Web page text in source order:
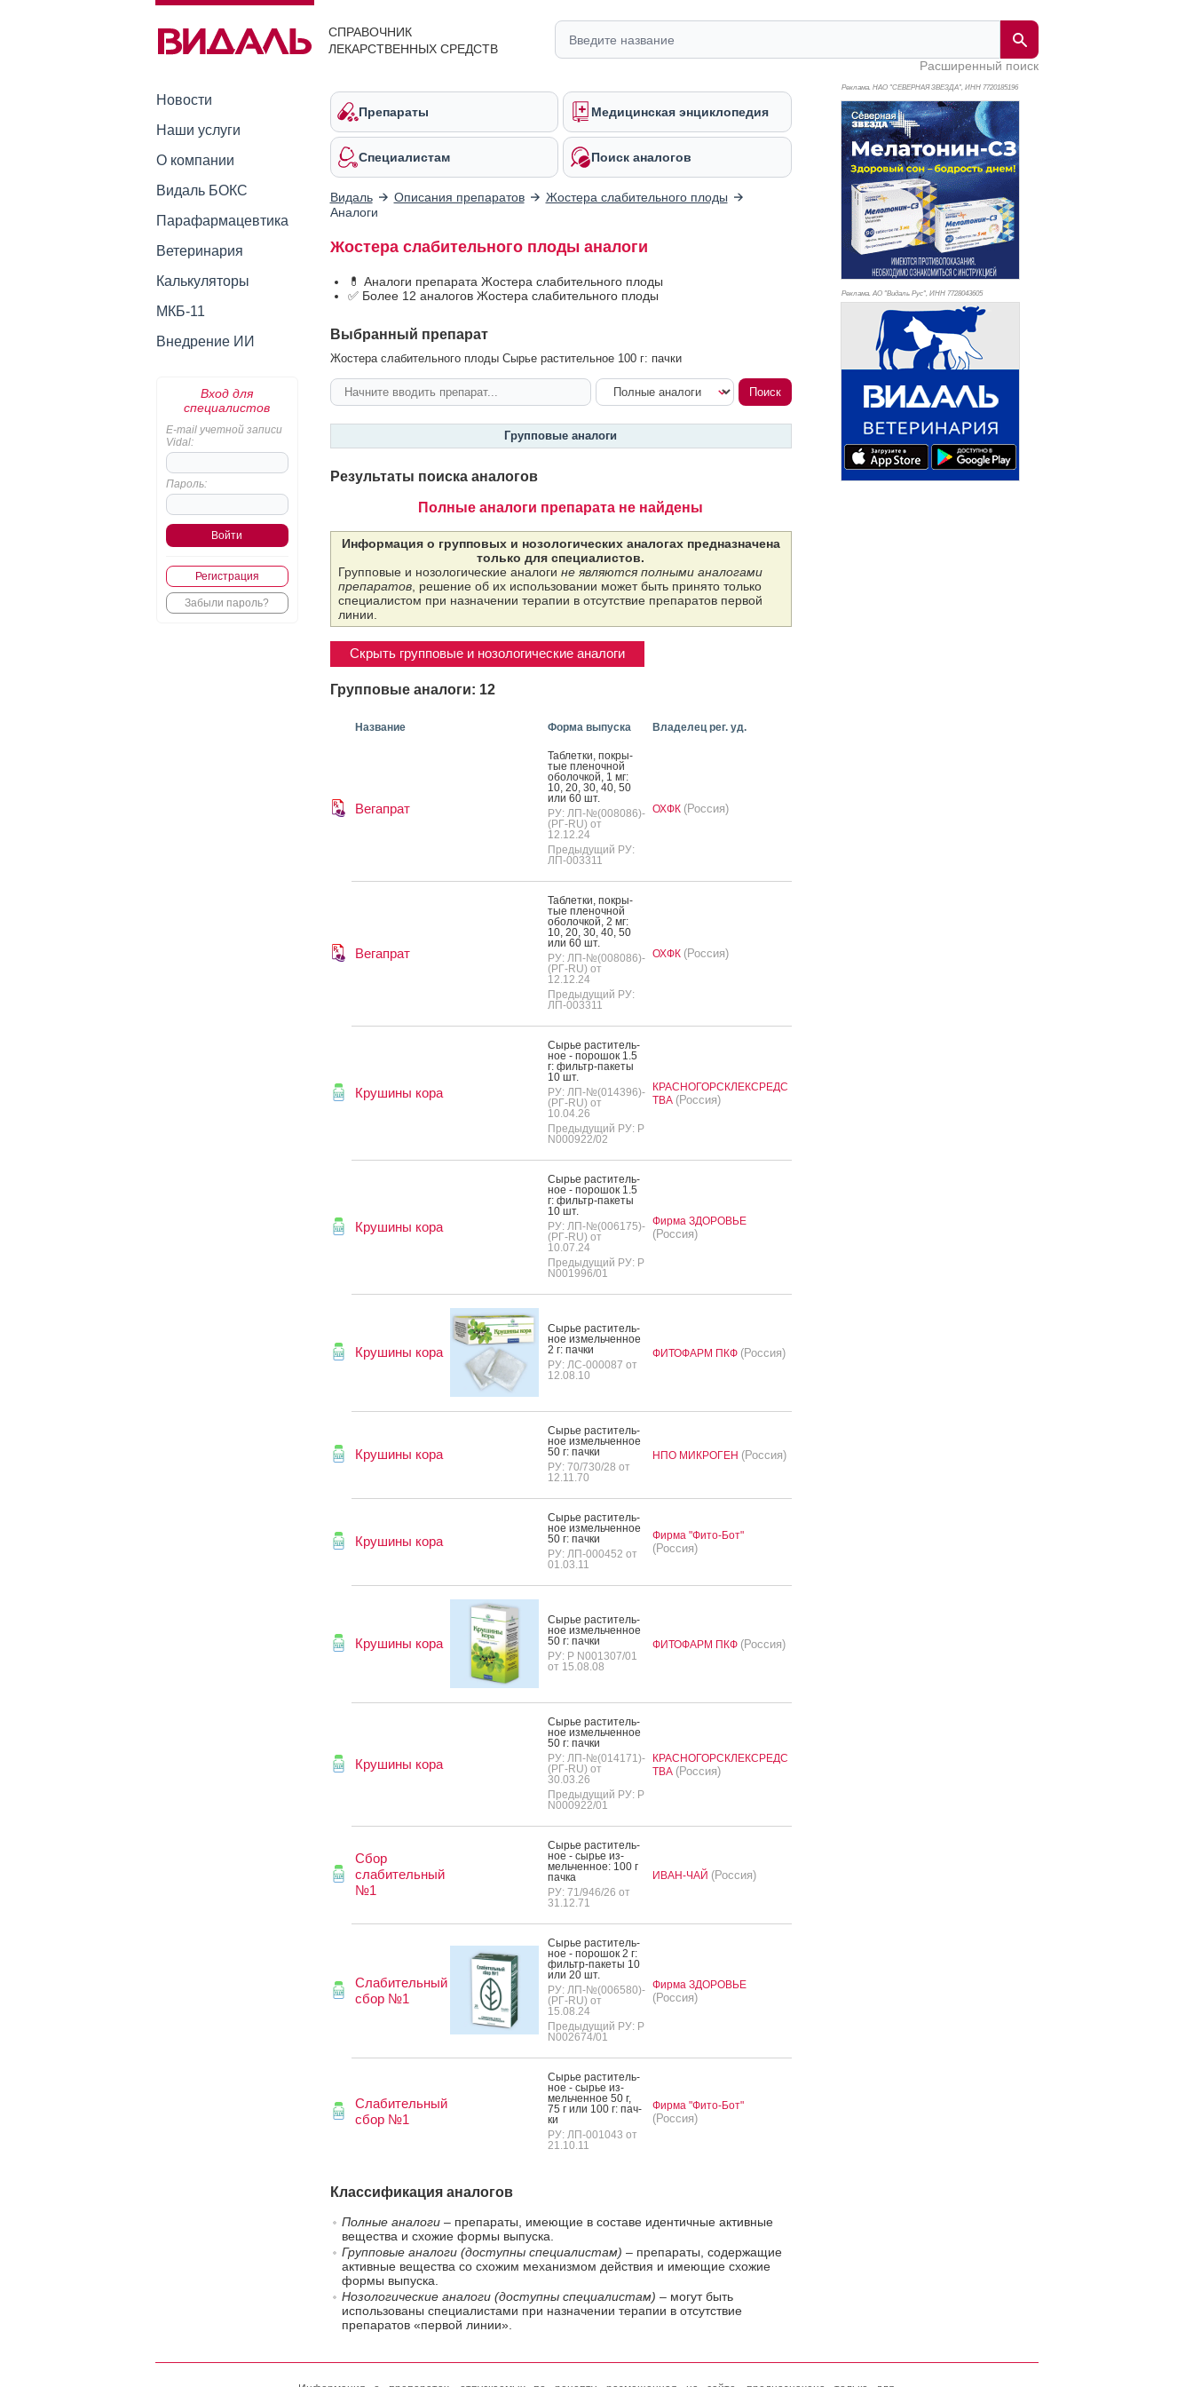
СПРАВОЧНИК
ЛЕКАРСТВЕННЫХ СРЕДСТВ
Расширенный поиск
Новости
Наши услуги
О компании
Видаль БОКС
Парафармацевтика
Ветеринария
Калькуляторы
МКБ-11
Внедрение ИИ
Вход для
специалистов
E-mail учетной записи
Vidal:
Пароль:
Регистрация
Забыли пароль?
Препараты Медицинская энциклопедия
Специалистам Поиск аналогов
Видаль Описания препаратов
Жостера слабительного плоды
Аналоги
Жостера слабительного плоды аналоги
💊 Аналоги препарата Жостера слабительного плоды
✅ Более 12 аналогов Жостера слабительного плоды
Выбранный препарат
Жостера слабительного плоды Сырье растительное 100 г: пачки
Групповые аналоги
Результаты поиска аналогов
Полные аналоги препарата не найдены
Информация о групповых и нозологических аналогах предназначена
только для специалистов.
Групповые и нозологические аналоги не являются полными аналогами
препаратов, решение об их использовании может быть принято только
специалистом при назначении терапии в отсутствие препаратов первой
линии.
Скрыть групповые и нозологические аналоги
Групповые аналоги: 12
Название Форма выпуска Владелец рег. уд.
Вегапрат
Таб­летки, пок­ры­
тые пле­ноч­ной
обо­лоч­кой, 1 мг:
10, 20, 30, 40, 50
или 60 шт.
РУ: ЛП-№(008086)-
(РГ-RU) от
12.12.24
Предыдущий РУ:
ЛП-003311
ОХФК (Россия)
Вегапрат
Таб­летки, пок­ры­
тые пле­ноч­ной
обо­лоч­кой, 2 мг:
10, 20, 30, 40, 50
или 60 шт.
РУ: ЛП-№(008086)-
(РГ-RU) от
12.12.24
Предыдущий РУ:
ЛП-003311
ОХФК (Россия)
Крушины кора
Сырье рас­ти­тель­
ное - по­рошок 1.5
г: филь­тр-па­кеты
10 шт.
РУ: ЛП-№(014396)-
(РГ-RU) от
10.04.26
Предыдущий РУ: Р
N000922/02
КРАСНОГОРСКЛЕКСРЕДС
ТВА (Россия)
Крушины кора
Сырье рас­ти­тель­
ное - по­рошок 1.5
г: филь­тр-па­кеты
10 шт.
РУ: ЛП-№(006175)-
(РГ-RU) от
10.07.24
Предыдущий РУ: Р
N001996/01
Фирма ЗДОРОВЬЕ
(Россия)
Крушины кора
Сырье рас­ти­тель­
ное из­мель­чен­ное
2 г: пач­ки
РУ: ЛС-000087 от
12.08.10
ФИТОФАРМ ПКФ (Россия)
Крушины кора
Сырье рас­ти­тель­
ное из­мель­чен­ное
50 г: пач­ки
РУ: 70/730/28 от
12.11.70
НПО МИКРОГЕН (Россия)
Крушины кора
Сырье рас­ти­тель­
ное из­мель­чен­ное
50 г: пач­ки
РУ: ЛП-000452 от
01.03.11
Фирма "Фито-Бот"
(Россия)
Крушины кора
Сырье рас­ти­тель­
ное из­мель­чен­ное
50 г: пач­ки
РУ: Р N001307/01
от 15.08.08
ФИТОФАРМ ПКФ (Россия)
Крушины кора
Сырье рас­ти­тель­
ное из­мель­чен­ное
50 г: пач­ки
РУ: ЛП-№(014171)-
(РГ-RU) от
30.03.26
Предыдущий РУ: Р
N000922/01
КРАСНОГОРСКЛЕКСРЕДС
ТВА (Россия)
Сбор
слабительный
№1
Сырье рас­ти­тель­
ное - сырье из­
мель­чен­ное: 100 г
пач­ка
РУ: 71/946/26 от
31.12.71
ИВАН-ЧАЙ (Россия)
Слабительный
сбор №1
Сырье рас­ти­тель­
ное - по­рошок 2 г:
филь­тр-па­кеты 10
или 20 шт.
РУ: ЛП-№(006580)-
(РГ-RU) от
15.08.24
Предыдущий РУ: Р
N002674/01
Фирма ЗДОРОВЬЕ
(Россия)
Слабительный
сбор №1
Сырье рас­ти­тель­
ное - сырье из­
мель­чен­ное 50 г,
75 г или 100 г: пач­
ки
РУ: ЛП-001043 от
21.10.11
Фирма "Фито-Бот"
(Россия)
Классификация аналогов
Полные аналоги– препараты, имеющие в составе идентичные активные
вещества и схожие формы выпуска.
Групповые аналоги (доступны специалистам) – препараты, содержащие
активные вещества со схожим механизмом действия и имеющие схожие
формы выпуска.
Нозологические аналоги (доступны специалистам) – могут быть
использованы специалистами при назначении терапии в отсутствие
препаратов «первой линии».
Реклама. НАО "СЕВЕРНАЯ ЗВЕЗДА", ИНН 7720185196
Реклама. АО "Видаль Рус", ИНН 7728043605